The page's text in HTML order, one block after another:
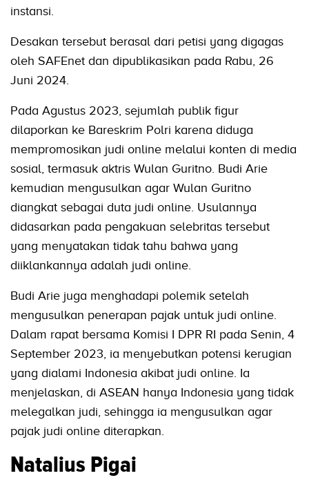
instansi.
Desakan tersebut berasal dari petisi yang digagas
oleh SAFEnet dan dipublikasikan pada Rabu, 26
Juni 2024.
Pada Agustus 2023, sejumlah publik figur
dilaporkan ke Bareskrim Polri karena diduga
mempromosikan judi online melalui konten di media
sosial, termasuk aktris Wulan Guritno. Budi Arie
kemudian mengusulkan agar Wulan Guritno
diangkat sebagai duta judi online. Usulannya
didasarkan pada pengakuan selebritas tersebut
yang menyatakan tidak tahu bahwa yang
diiklankannya adalah judi online.
Budi Arie juga menghadapi polemik setelah
mengusulkan penerapan pajak untuk judi online.
Dalam rapat bersama Komisi I DPR RI pada Senin, 4
September 2023, ia menyebutkan potensi kerugian
yang dialami Indonesia akibat judi online. Ia
menjelaskan, di ASEAN hanya Indonesia yang tidak
melegalkan judi, sehingga ia mengusulkan agar
pajak judi online diterapkan.
Natalius Pigai